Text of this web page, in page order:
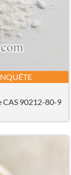
CAS 90212-80-9